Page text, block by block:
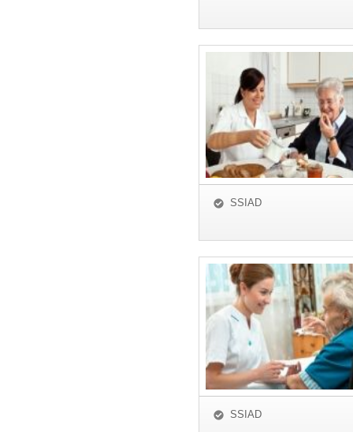
SSIAD
SSIAD